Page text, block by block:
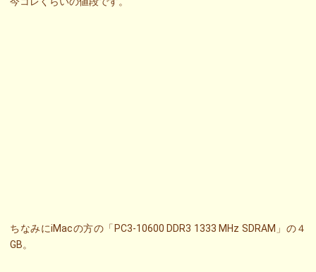
ちなみにiMacの方の「PC3-10600 DDR3 1333 MHz SDRAM」の４
GB。